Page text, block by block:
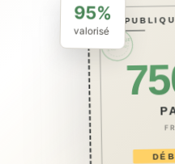
PACKCAVE
ÉCO · BSD
95%
valorisé